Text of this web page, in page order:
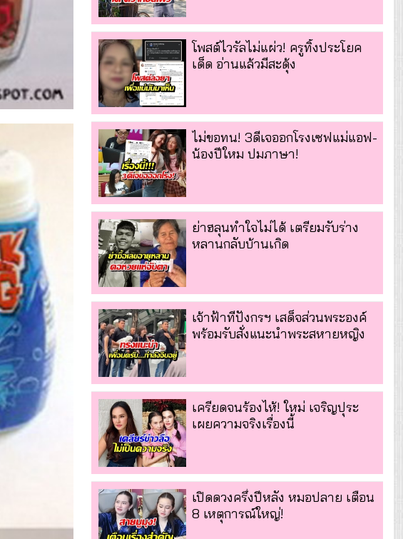
โพสต์ไวรัลไม่แผ่ว! ครูทิ้งประโยค
เด็ด อ่านแล้วมีสะดุ้ง
ไม่ขอทน! 3ดีเจออกโรงเซฟแม่แอฟ-
น้องปีใหม ปมภาษา!
ย่าฮลุนทำใจไม่ได้ เตรียมรับร่าง
หลานกลับบ้านเกิด
เจ้าฟ้าทีปังกรฯ เสด็จส่วนพระองค์
พร้อมรับสั่งแนะนำพระสหายหญิง
เครียดจนร้องไห้! ใหม่ เจริญปุระ
เผยความจริงเรื่องนี้
เปิดดวงครึ่งปีหลัง หมอปลาย เตือน
8 เหตุการณ์ใหญ่!